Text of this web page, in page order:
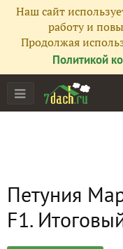
Наш сайт
работу и
Продолжая
Политикой
Петуния
F1.